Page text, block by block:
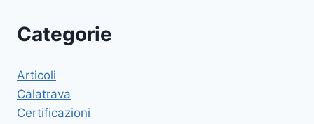
Categorie
Articoli
Calatrava
Certificazioni